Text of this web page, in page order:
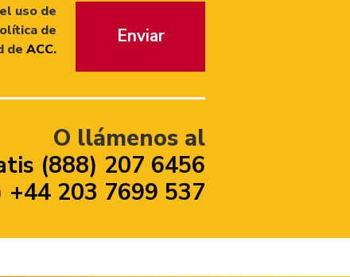
uso de
de
deACC.
Enviar
O llámenos al
(888) 207 6456
+44 203 7699 537